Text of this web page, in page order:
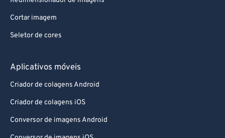
Cortar imagem
Seletor de cores
Aplicativos móveis
Criador de colagens Android
Criador de colagens iOS
Conversor de imagens Android